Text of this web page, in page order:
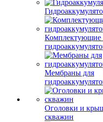
Комплектующие
Мембраны для
Оголовки и
скважин